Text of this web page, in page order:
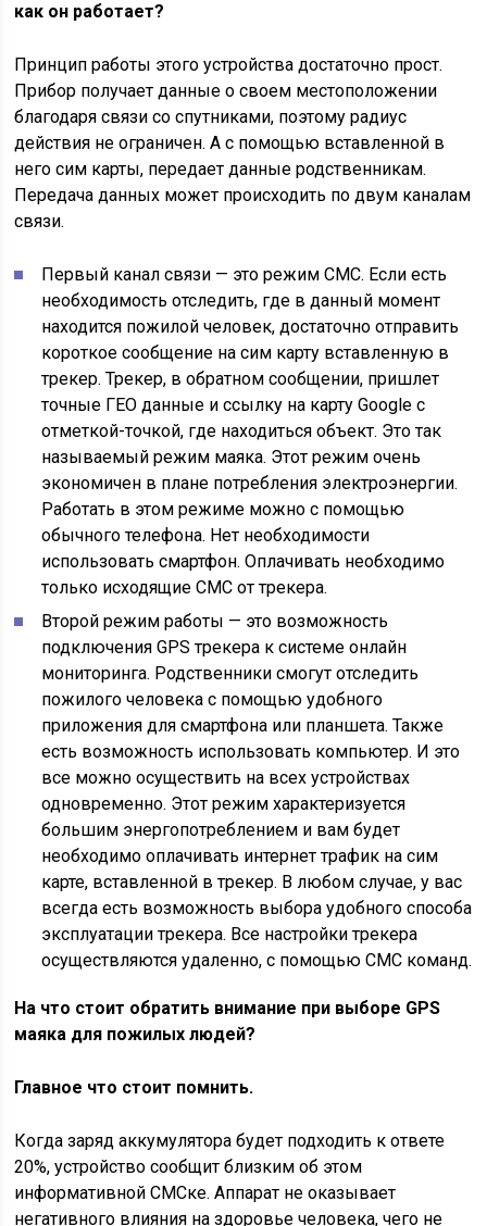
как он работает?
Принцип работы этого устройства достаточно прост.
Прибор получает данные о своем местоположении
благодаря связи со спутниками, поэтому радиус
действия не ограничен. А с помощью вставленной в
него сим карты, передает данные родственникам.
Передача данных может происходить по двум каналам
связи.
Первый канал связи — это режим СМС. Если есть
необходимость отследить, где в данный момент
находится пожилой человек, достаточно отправить
короткое сообщение на сим карту вставленную в
трекер. Трекер, в обратном сообщении, пришлет
точные ГЕО данные и ссылку на карту Google с
отметкой-точкой, где находиться объект. Это так
называемый режим маяка. Этот режим очень
экономичен в плане потребления электроэнергии.
Работать в этом режиме можно с помощью
обычного телефона. Нет необходимости
использовать смартфон. Оплачивать необходимо
только исходящие СМС от трекера.
Второй режим работы — это возможность
подключения GPS трекера к системе онлайн
мониторинга. Родственники смогут отследить
пожилого человека с помощью удобного
приложения для смартфона или планшета. Также
есть возможность использовать компьютер. И это
все можно осуществить на всех устройствах
одновременно. Этот режим характеризуется
большим энергопотреблением и вам будет
необходимо оплачивать интернет трафик на сим
карте, вставленной в трекер. В любом случае, у вас
всегда есть возможность выбора удобного способа
эксплуатации трекера. Все настройки трекера
осуществляются удаленно, с помощью СМС команд.
На что стоит обратить внимание при выборе GPS
маяка для пожилых людей?
Главное что стоит помнить.
Когда заряд аккумулятора будет подходить к ответе
20%, устройство сообщит близким об этом
информативной СМСке. Аппарат не оказывает
негативного влияния на здоровье человека, чего не